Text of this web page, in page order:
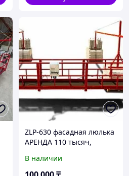
ZLP-630 фасадная люлька
АРЕНДА 110 тысяч,
гарантия.
В наличии